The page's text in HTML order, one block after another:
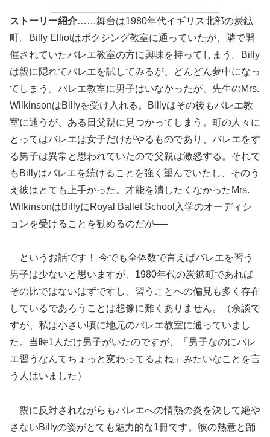
ストーリー紹介……舞台は1980年代イギリス北部の炭鉱
町。Billy Elliotはボクシング教室に通っていたが、隣で開
催されていたバレエ教室の方に興味を持ってしまう。Billy
は親に隠れてバレエを試してみるが、どんどん夢中になっ
てしまう。バレエ教室に男子はいなかったが、先生のMrs.
WilkinsonはBillyを受け入れる。Billyはその後もバレエ教
室に通うが、ある日父親に見つかってしまう。町の人々に
とってはバレエは女子だけがやるものであり、バレエをす
る男子は異常と思われていたので父親は激怒する。それで
もBillyはバレエを続けることを強く望んでいたし、そのう
え彼はとても上手かった。才能を潰したくなかったMrs.
WilkinsonはBillyにRoyal Ballet School入学のオーディシ
ョンを受けることを勧めるのだが──
というお話です！ 今でも全体数で言えばバレエを習う
男子は少ないと思いますが、1980年代の炭鉱町であれば
その比ではないはずですし、習うことへの偏見も多く存在
しているであろうことは想像に難くありません。（余談で
すが、私は小さい頃に地元のバレエ教室に通っていまし
た。当時1人だけ男子がいたのですが、「男子なのにバレ
エ習うなんてちょっと変わってるよね」みたいなことを言
う人はいました）
親に反対されながらもバレエへの情熱の炎を決して絶や
さないBillyの姿がとても魅力的な1冊です。彼の熱意と踊